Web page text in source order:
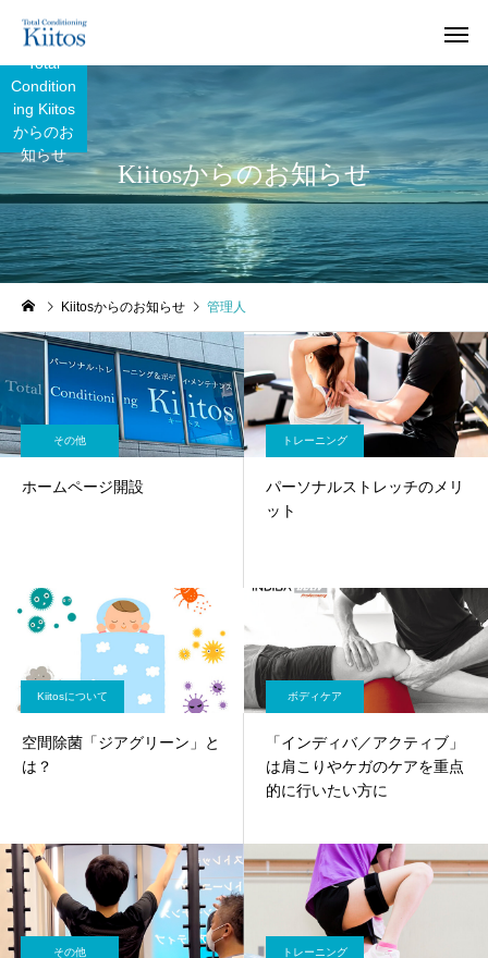
Kiitosからのお知らせ
Total
Condition
ing Kiitos
からのお
知らせ
Kiitosからのお知らせ 管理人
その他
ホームページ開設
トレーニング
パーソナルストレッチのメリ
ット
Kiitosについて
空間除菌「ジアグリーン」と
は？
ボディケア
「インディバ／アクティブ」
は肩こりやケガのケアを重点
的に行いたい方に
その他 トレーニング